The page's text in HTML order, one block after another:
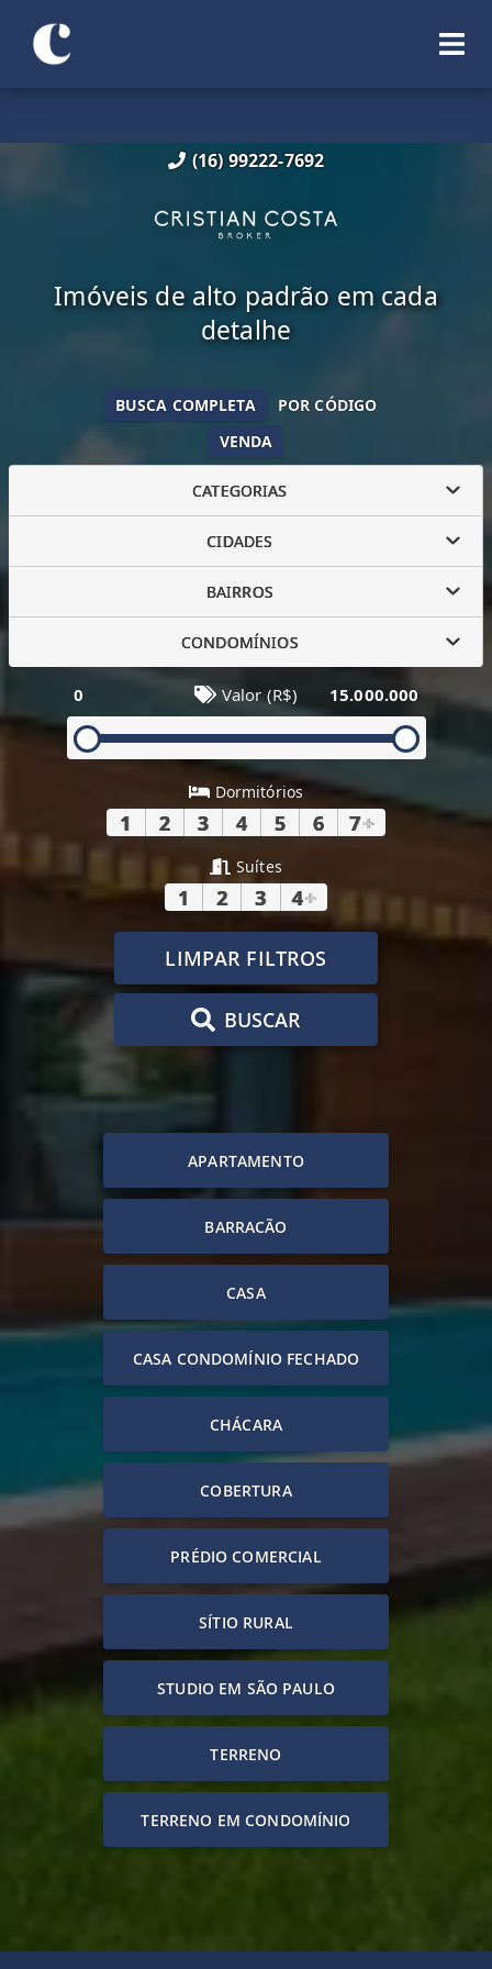
(16) 99222-7692
Imóveis de alto padrão em cada
detalhe
VENDA
BUSCA COMPLETA POR CÓDIGO
CATEGORIAS
CIDADES
BAIRROS
CONDOMÍNIOS
0 Valor (R$) 15.000.000
Dormitórios
1 2 3 4 5 6 7+
Suítes
1 2 3 4+
LIMPAR FILTROS
BUSCAR
APARTAMENTO
BARRACÃO
CASA
CASA CONDOMÍNIO FECHADO
CHÁCARA
COBERTURA
PRÉDIO COMERCIAL
SÍTIO RURAL
STUDIO EM SÃO PAULO
TERRENO
TERRENO EM CONDOMÍNIO